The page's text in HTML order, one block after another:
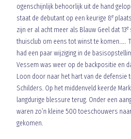
ogenschijnlijk behoorlijk uit de hand
staat de debutant op een keurige 8e
zijn er al acht meer als Blauw Geel dat 13e
thuisclub om eens tot winst te komen…..
had een paar wijziging in de
Vessem was weer op de backpositie en
Loon door naar het hart van de defensie
Schilders. Op het middenveld keerde
langdurige blessure terug. Onder een
waren zo’n kleine 500 toeschouwers
gekomen.